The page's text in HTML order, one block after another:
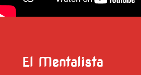
El Mentalista